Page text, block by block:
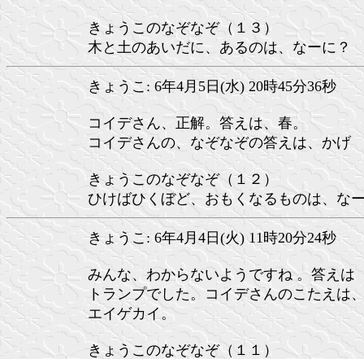
きょうこのなぞなぞ（１３）
木と土のあいだに、あるのは、なーに？
きょうこ: 6年4月5日(水) 20時45分36秒
コイデさん、正解。答えは、春。
コイデさんの、なぞなぞの答えは、かげ
きょうこのなぞなぞ（１２）
ひけばひくぼど、おもくなるものは、な
きょうこ: 6年4月4日(火) 11時20分24秒
みんな、わからないようですね 。答えは
トランプでした。コイデさんのこたえは
エイゲカイ。
きょうこのなぞなぞ（１１）